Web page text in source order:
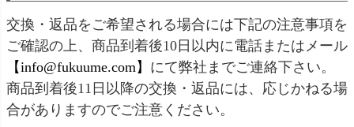
交換・返品をご希望される場合には下記の注意事項を
ご確認の上、商品到着後10日以内に電話またはメール
【info@fukuume.com】 にて弊社までご連絡下さい。
商品到着後11日以降の交換・返品には、応じかねる場
合がありますのでご注意ください。